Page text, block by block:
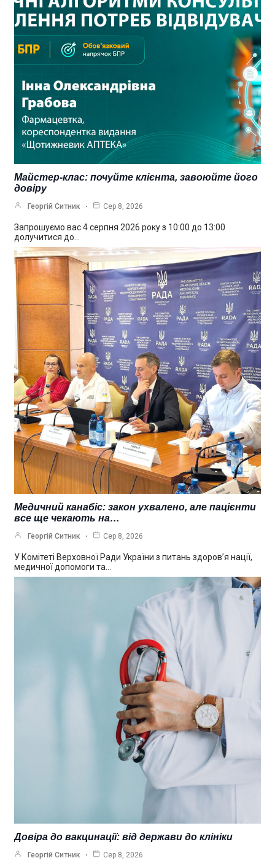
Майстер-клас: почуйте клієнта, завоюйте його
довіру
Георгій Ситник Сер 8, 2026
Запрошуємо вас 4 серпня 2026 року з 10:00 до 13:00
долучитися до…
Медичний канабіс: закон ухвалено, але пацієнти
все ще чекають на…
Георгій Ситник Сер 8, 2026
У Комітеті Верховної Ради України з питань здоров’я нації,
медичної допомоги та…
Довіра до вакцинації: від держави до клініки
Георгій Ситник Сер 8, 2026